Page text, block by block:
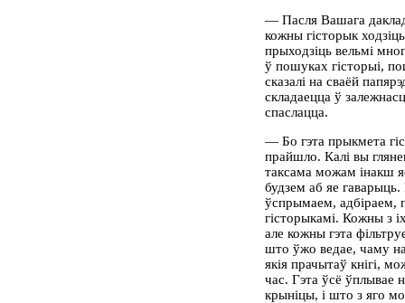
— Пасля Вашага
кожны гісторык
прыходзіць вельмі
ў пошуках гісторыі,
сказалі на сваёй
складаецца ў
спаслацца.
— Бо гэта прыкмета
прайшло. Калі вы
таксама можам інакш
будзем аб яе
ўспрымаем, адбіраем,
гісторыкамі. Кожны з
але кожны гэта
што ўжо ведае, чаму
якія прачытаў кнігі,
час. Гэта ўсё ўплывае
крыніцы, і што з яго